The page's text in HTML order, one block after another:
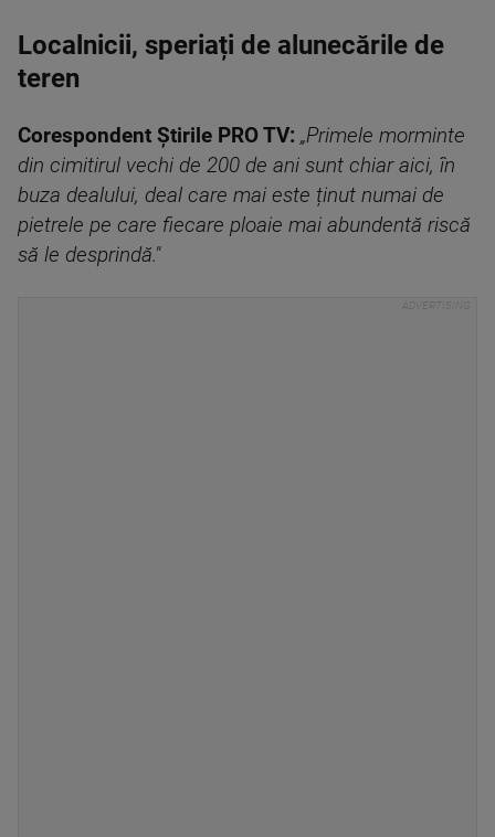
Localnicii, speriați de alunecările de
teren
Corespondent Știrile PRO TV: „Primele morminte
din cimitirul vechi de 200 de ani sunt chiar aici, în
buza dealului, deal care mai este ținut numai de
pietrele pe care fiecare ploaie mai abundentă riscă
să le desprindă."